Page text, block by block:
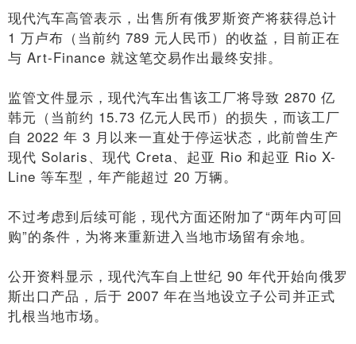
现代汽车高管表示，出售所有俄罗斯资产将获得总计
1 万卢布（当前约 789 元人民币）的收益，目前正在
与 Art-Finance 就这笔交易作出最终安排。
监管文件显示，现代汽车出售该工厂将导致 2870 亿
韩元（当前约 15.73 亿元人民币）的损失，而该工厂
自 2022 年 3 月以来一直处于停运状态，此前曾生产
现代 Solaris、现代 Creta、起亚 Rio 和起亚 Rio X-
Line 等车型，年产能超过 20 万辆。
不过考虑到后续可能，现代方面还附加了“两年内可回
购”的条件，为将来重新进入当地市场留有余地。
公开资料显示，现代汽车自上世纪 90 年代开始向俄罗
斯出口产品，后于 2007 年在当地设立子公司并正式
扎根当地市场。